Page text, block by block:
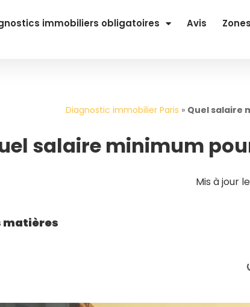
immobiliers obligatoires Avis Zones
Diagnostic immobilier Paris » Quel salaire
salaire minimum
Mis à jour
matières